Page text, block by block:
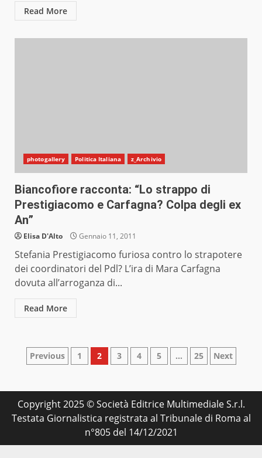
Read More
photogallery Politica Italiana z_Archivio
Biancofiore racconta: “Lo strappo di
Prestigiacomo e Carfagna? Colpa degli ex
An”
Elisa D'Alto Gennaio 11, 2011
Stefania Prestigiacomo furiosa contro lo strapotere
dei coordinatori del Pdl? L’ira di Mara Carfagna
dovuta all’arroganza di...
Read More
Paginazione
articoli
Previous 1 2 3 4 5 … 25 Next
Copyright 2025 © Società Editrice Multimediale S.r.l.
Testata Giornalistica registrata al Tribunale di Roma al
n°805 del 14/12/2021